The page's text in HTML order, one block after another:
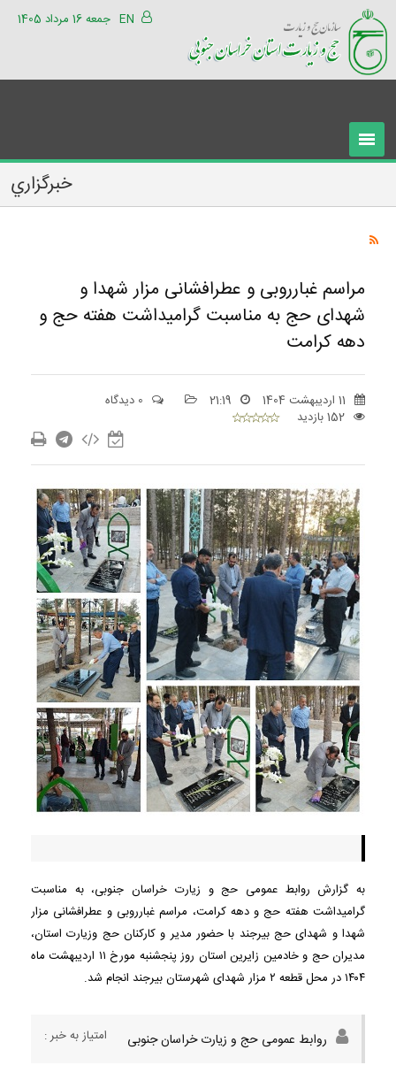
جمعه 16 مرداد 1405 EN
خبرگزاري
مراسم غبارروبی و عطرافشانی مزار شهدا و
شهدای حج به مناسبت گرامیداشت هفته حج و
دهه کرامت
11 اردیبهشت 1404 21:19
0 دیدگاه
152 بازدید
به گزارش روابط عمومی حج و زیارت خراسان جنوبی، به مناسبت
گرامیداشت هفته حج و دهه کرامت، مراسم غبارروبی و عطرافشانی مزار
شهدا و شهدای حج بیرجند با حضور مدیر و کارکنان حج وزیارت استان،
مدیران حج و خادمین زایرین استان روز پنجشنبه مورخ ۱۱ اردیبهشت ماه
۱۴۰۴ در محل قطعه ۲ مزار شهدای شهرستان بیرجند انجام شد.
روابط عمومی حج و زیارت خراسان جنوبی امتیاز به خبر :